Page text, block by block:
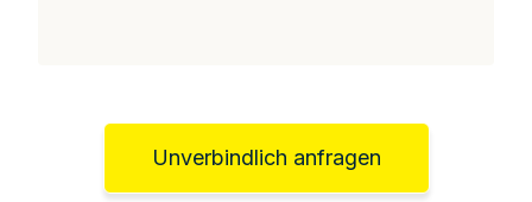
Unverbindlich anfragen